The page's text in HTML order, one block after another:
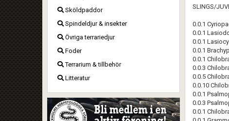
Sköldpaddor
Spindeldjur & insekter
Övriga terrariedjur
Foder
Terrarium & tillbehör
Litteratur
SLINGS/
0.0.1
0.0.1
0.0.1
0.0.1
0.0.1
0.0.3
0.0.5
0.0.10
0.0.1
0.0.3
0.0.1